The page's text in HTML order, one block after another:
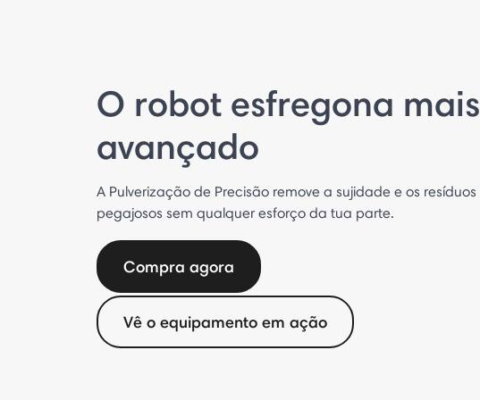
O robot esfregona mais
avançado
A Pulverização de Precisão remove a sujidade e os resíduos
pegajosos sem qualquer esforço da tua parte.
Compra agora
Vê o equipamento em ação